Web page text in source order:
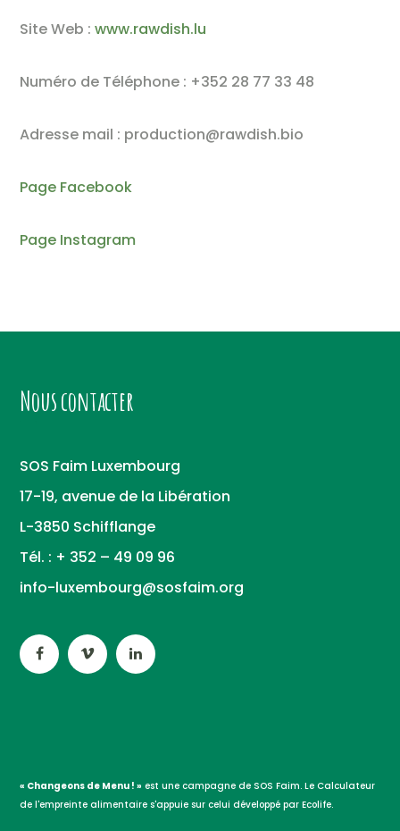
Site Web :www.rawdish.lu
Numéro de Téléphone : +352 28 77 33 48
Adresse mail : production@rawdish.bio
Page Facebook
Page Instagram
Nous contacter
SOS Faim Luxembourg
17-19, avenue de la Libération
L-3850 Schifflange
Tél. : + 352 – 49 09 96
info-luxembourg@sosfaim.org
« Changeons de Menu ! » est une campagne de SOS Faim. Le Calculateur
de l'empreinte alimentaire s'appuie sur celui développé par Ecolife.